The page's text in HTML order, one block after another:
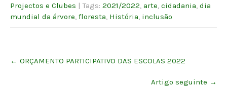
Projectos e Clubes | Tags: 2021/2022, arte, cidadania, dia
mundial da árvore, floresta, História, inclusão
navigation
← ORÇAMENTO PARTICIPATIVO DAS ESCOLAS 2022
Artigo seguinte →